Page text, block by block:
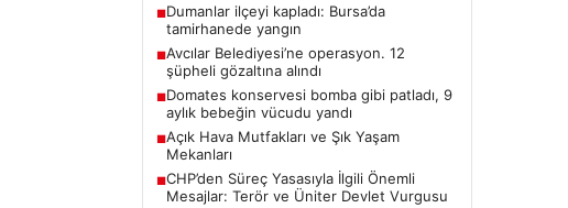
■Dumanlar ilçeyi kapladı: Bursa’da
tamirhanede yangın
■Avcılar Belediyesi’ne operasyon. 12
şüpheli gözaltına alındı
■Domates konservesi bomba gibi patladı, 9
aylık bebeğin vücudu yandı
■Açık Hava Mutfakları ve Şık Yaşam
Mekanları
■CHP’den Süreç Yasasıyla İlgili Önemli
Mesajlar: Terör ve Üniter Devlet Vurgusu